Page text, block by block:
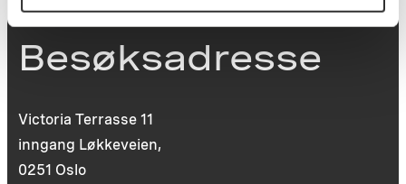
Besøksadresse
Victoria Terrasse 11
inngang Løkkeveien,
0251 Oslo